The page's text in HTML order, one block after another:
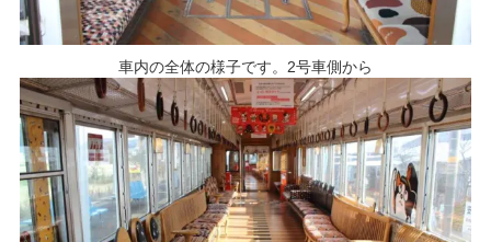
車内の全体の様子です。2号車側から